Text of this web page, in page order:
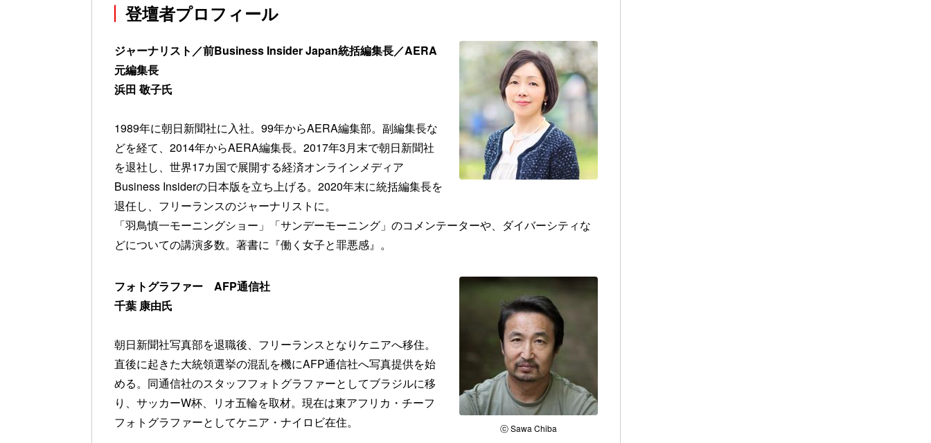
登壇者プロフィール
ジャーナリスト／前Business Insider Japan統括編集長／AERA
元編集長
浜田 敬子氏
1989年に朝日新聞社に入社。99年からAERA編集部。副編集長な
どを経て、2014年からAERA編集長。2017年3月末で朝日新聞社
を退社し、世界17カ国で展開する経済オンラインメディア
Business Insiderの日本版を立ち上げる。2020年末に統括編集長を
退任し、フリーランスのジャーナリストに。
「羽鳥慎一モーニングショー」「サンデーモーニング」のコメンテーターや、ダイバーシティな
どについての講演多数。著書に『働く女子と罪悪感』。
ⓒ Sawa Chiba
フォトグラファー AFP通信社
千葉 康由氏
朝日新聞社写真部を退職後、フリーランスとなりケニアへ移住。
直後に起きた大統領選挙の混乱を機にAFP通信社へ写真提供を始
める。同通信社のスタッフフォトグラファーとしてブラジルに移
り、サッカーW杯、リオ五輪を取材。現在は東アフリカ・チーフ
フォトグラファーとしてケニア・ナイロビ在住。